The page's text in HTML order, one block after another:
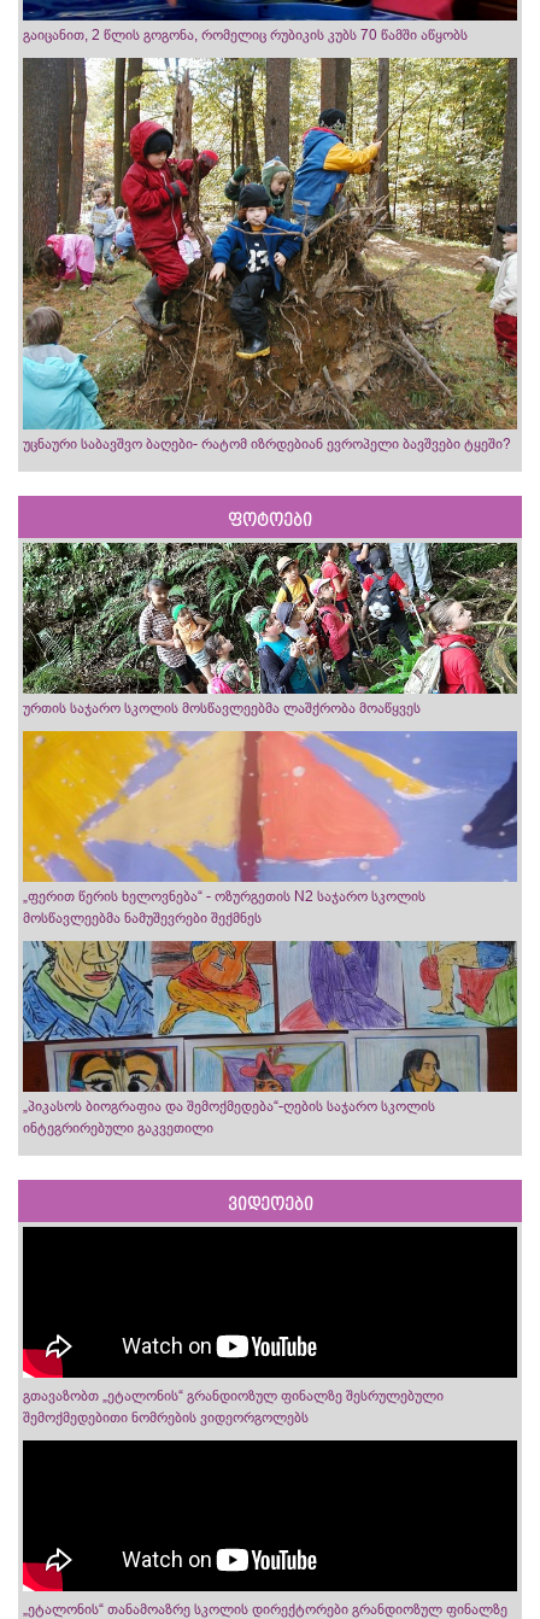
გაიცანით, 2 წლის გოგონა, რომელიც რუბიკის კუბს 70 წამში აწყობს
უცნაური საბავშვო ბაღები- რატომ იზრდებიან ევროპელი ბავშვები ტყეში?
ფოტოები
ურთის საჯარო სკოლის მოსწავლეებმა ლაშქრობა მოაწყვეს
„ფერით წერის ხელოვნება“ - ოზურგეთის N2 საჯარო სკოლის
მოსწავლეებმა ნამუშევრები შექმნეს
„პიკასოს ბიოგრაფია და შემოქმედება“-ღების საჯარო სკოლის
ინტეგრირებული გაკვეთილი
ვიდეოები
გთავაზობთ „ეტალონის“ გრანდიოზულ ფინალზე შესრულებული
შემოქმედებითი ნომრების ვიდეორგოლებს
„ეტალონის“ თანამოაზრე სკოლის დირექტორები გრანდიოზულ ფინალზე